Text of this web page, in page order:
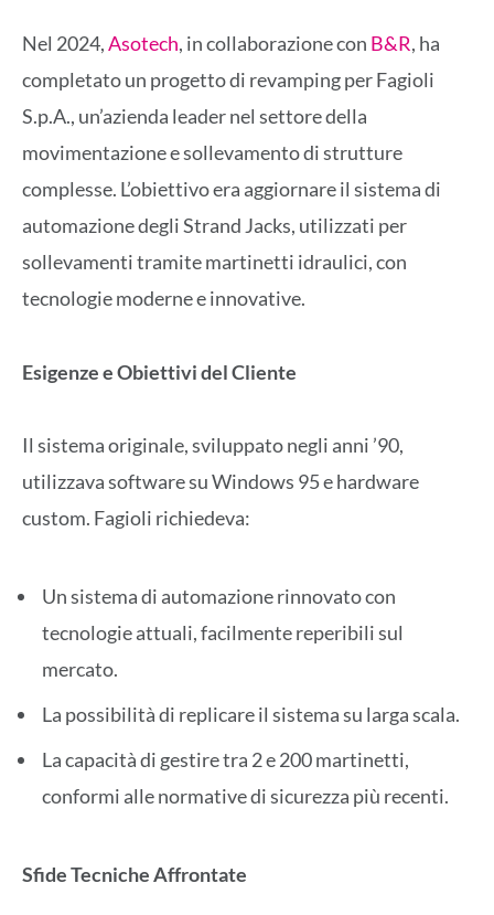
Nel 2024,Asotech, in collaborazione con B&R, ha
completato un progetto di revamping per Fagioli
S.p.A., un’azienda leader nel settore della
movimentazione e sollevamento di strutture
complesse. L’obiettivo era aggiornare il sistema di
automazione degli Strand Jacks, utilizzati per
sollevamenti tramite martinetti idraulici, con
tecnologie moderne e innovative.
Esigenze e Obiettivi del Cliente
Il sistema originale, sviluppato negli anni ’90,
utilizzava software su Windows 95 e hardware
custom. Fagioli richiedeva:
Un sistema di automazione rinnovato con
tecnologie attuali, facilmente reperibili sul
mercato.
La possibilità di replicare il sistema su larga scala.
La capacità di gestire tra 2 e 200 martinetti,
conformi alle normative di sicurezza più recenti.
Sfide Tecniche Affrontate